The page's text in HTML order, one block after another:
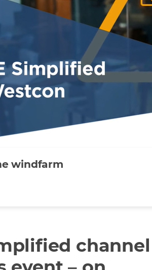
windfarm
channel